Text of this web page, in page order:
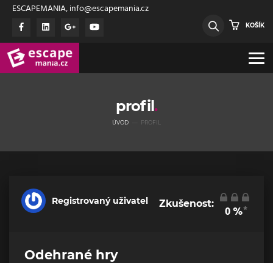
ESCAPEMANIA, info@escapemania.cz
KOŠÍK
profil
ÚVOD PROFIL
Registrovaný uživatel Zkušenost:
0%*
Odehrané hry